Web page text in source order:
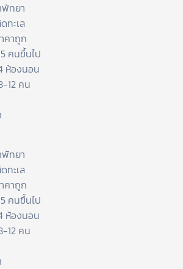
ทยา
ทะเล
คาถูก
คนขึ้นไป
ห้องนอน
12 คน
ทยา
ทะเล
คาถูก
คนขึ้นไป
ห้องนอน
12 คน